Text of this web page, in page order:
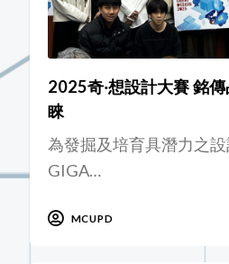
2025奇‧想設計大賽 銘
睞
為發掘及培育具潛力之
GIGA…
MCUPD